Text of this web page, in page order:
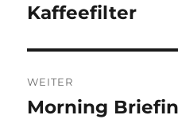
Kaffeefilter
WEITER
Nächster
Morning